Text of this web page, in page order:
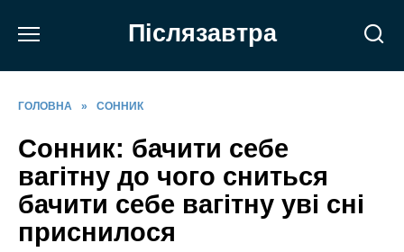
Післязавтра
ГОЛОВНА » СОННИК
Сонник: бачити себе
вагітну до чого сниться
бачити себе вагітну уві сні
приснилося